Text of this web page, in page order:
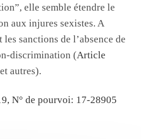
elle semble étendre le
aux injures sexistes. A
sanctions de l’absence de
discrimination (Article
et autres).
N° de pourvoi: 17-28905